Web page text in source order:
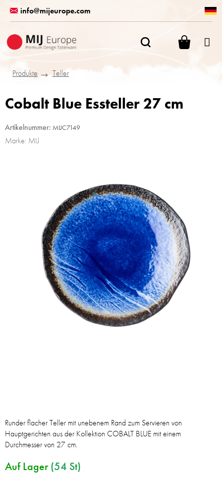
Inhalt
springen
info@mijeurope.com
Produkte Teller
Cobalt Blue Essteller 27 cm
Artikelnummer: MIJC7149
Marke: MIJ
Auf Lager(54 St)
Runder flacher Teller mit unebenem Rand zum Servieren von
Hauptgerichten aus der Kollektion COBALT BLUE mit einem
Durchmesser von 27 cm.